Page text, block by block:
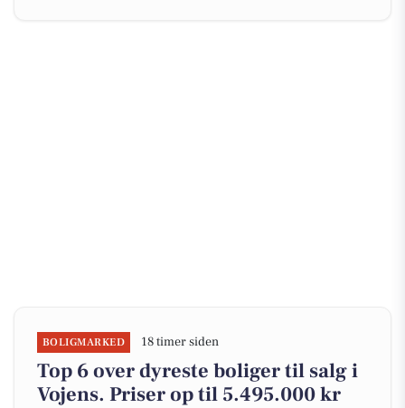
BOLIGMARKED 18 timer siden
Top 6 over dyreste boliger til salg i
Vojens. Priser op til 5.495.000 kr